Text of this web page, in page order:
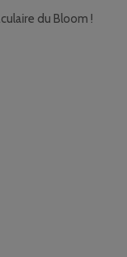
du Bloom !